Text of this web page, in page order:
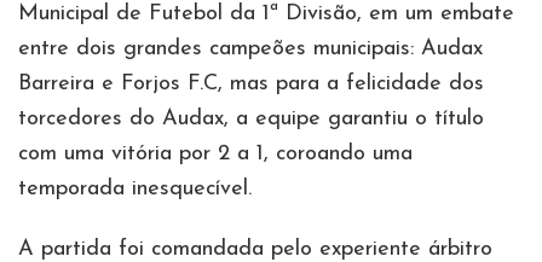
Municipal de Futebol da 1ª Divisão, em um embate
entre dois grandes campeões municipais: Audax
Barreira e Forjos F.C, mas para a felicidade dos
torcedores do Audax, a equipe garantiu o título
com uma vitória por 2 a 1, coroando uma
temporada inesquecível.
A partida foi comandada pelo experiente árbitro